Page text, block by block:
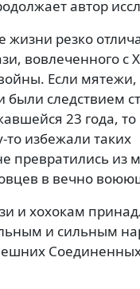
автор
резко
вовлеченного с
Если мятежи,
были следствием
23 года,
избежали таких
превратились из
в вечно
и хохокам
и сильным